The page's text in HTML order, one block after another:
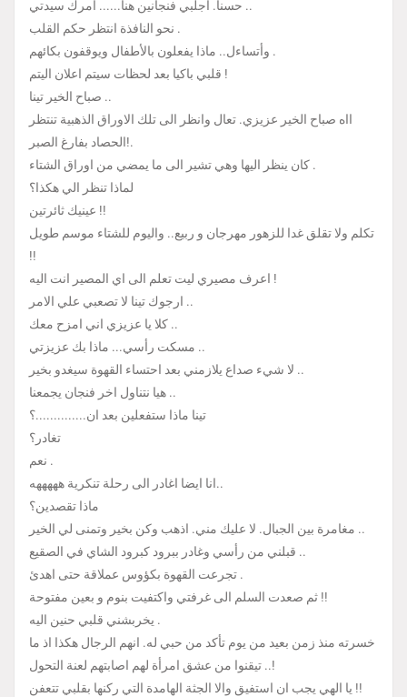
حسنا. اجلبي فنجانين هنا...... امرك سيدتي ..
نحو النافذة انتظر حكم القلب .
وأتساءل.. ماذا يفعلون بالأطفال ويوقفون بكائهم .
قلبي باكيا بعد لحظات سيتم اعلان اليتم !
صباح الخير تينا ..
ااه صباح الخير عزيزي. تعال وانظر الى تلك الاوراق الذهبية تنتظر
الحصاد بفارغ الصبر!.
كان ينظر اليها وهي تشير الى ما يمضي من اوراق الشتاء .
لماذا تنظر الي هكذا؟
عينيك ثائرتين !!
تكلم ولا تقلق غدا للزهور مهرجان و ربيع.. واليوم للشتاء موسم طويل
!!
اعرف مصيري ليت تعلم الى اي المصير انت اليه !
ارجوك تينا لا تصعبي علي الامر ..
كلا يا عزيزي اني امزح معك ..
مسكت رأسي... ماذا بك عزيزتي ..
لا شيء صداع يلازمني بعد احتساء القهوة سيغدو بخير ..
هيا نتناول اخر فنجان يجمعنا ..
تينا ماذا ستفعلين بعد ان..............؟
تغادر؟
نعم .
انا ايضا اغادر الى رحلة تنكرية هههههه..
ماذا تقصدين؟
مغامرة بين الجبال. لا عليك مني. اذهب وكن بخير وتمنى لي الخير ..
قبلني من رأسي وغادر ببرود كبرود الشاي في الصقيع ..
تجرعت القهوة بكؤوس عملاقة حتى اهدئ .
ثم صعدت السلم الى غرفتي واكتفيت بنوم و بعين مفتوحة !!
يخربشني قلبي حنين اليه .
خسرته منذ زمن بعيد من يوم تأكد من حبي له. انهم الرجال هكذا اذ ما
تيقنوا من عشق امرأة لهم اصابتهم لعنة التحول ..!
يا الهي يجب ان استفيق والا الجثة الهامدة التي ركنها بقلبي تتعفن !!